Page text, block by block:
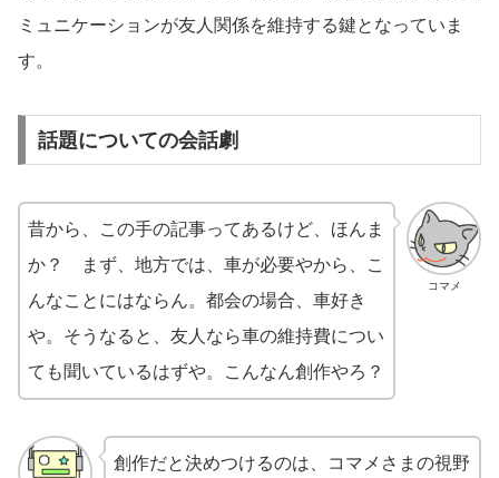
ミュニケーションが友人関係を維持する鍵となっていま
す。
話題についての会話劇
コマメ
昔から、この手の記事ってあるけど、ほんま
か？ まず、地方では、車が必要やから、こ
んなことにはならん。都会の場合、車好き
や。そうなると、友人なら車の維持費につい
ても聞いているはずや。こんなん創作やろ？
創作だと決めつけるのは、コマメさまの視野